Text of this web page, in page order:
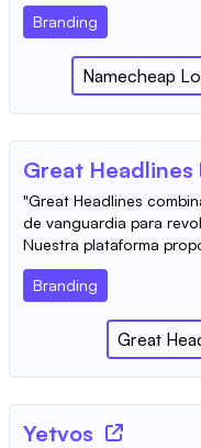
Branding
Namecheap
Great Headlines
"Great Headlines
de vanguardia para
Nuestra plataforma
Branding
Great
Yetvos